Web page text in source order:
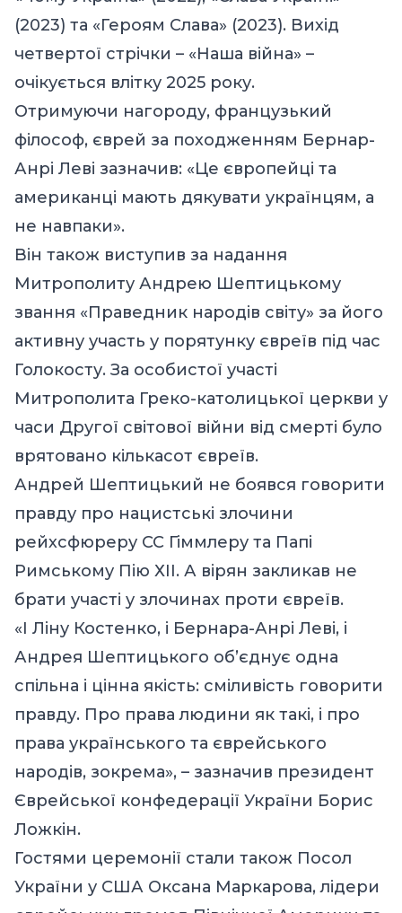
(2023) та «Героям Слава» (2023). Вихід
четвертої стрічки – «Наша війна» –
очікується влітку 2025 року.
Отримуючи нагороду, французький
філософ, єврей за походженням Бернар-
Анрі Леві зазначив: «Це європейці та
американці мають дякувати українцям, а
не навпаки».
Він також виступив за надання
Митрополиту Андрею Шептицькому
звання «Праведник народів світу» за його
активну участь у порятунку євреїв під час
Голокосту. За особистої участі
Митрополита Греко-католицької церкви у
часи Другої світової війни від смерті було
врятовано кількасот євреїв.
Андрей Шептицький не боявся говорити
правду про нацистські злочини
рейхсфюреру СС Гіммлеру та Папі
Римському Пію ХІІ. А вірян закликав не
брати участі у злочинах проти євреїв.
«І Ліну Костенко, і Бернара-Анрі Леві, і
Андрея Шептицького об’єднує одна
спільна і цінна якість: сміливість говорити
правду. Про права людини як такі, і про
права українського та єврейського
народів, зокрема», – зазначив президент
Єврейської конфедерації України Борис
Ложкін.
Гостями церемонії стали також Посол
України у США Оксана Маркарова, лідери